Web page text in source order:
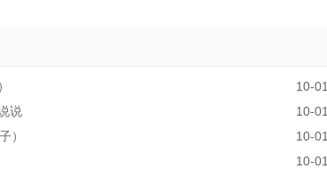
10-01
说
10-01
）
10-01
10-01